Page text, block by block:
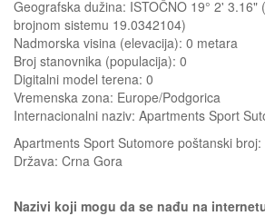
Geografska dužina: ISTOČNO 19° 2' 3.16"
brojnom sistemu 19.0342104)
Nadmorska visina (elevacija): 0 metara
Broj stanovnika (populacija): 0
Digitalni model terena: 0
Vremenska zona: Europe/Podgorica
Internacionalni naziv: Apartments Sport
Apartments Sport Sutomore poštanski broj:
Država: Crna Gora
Nazivi koji mogu da se nađu na